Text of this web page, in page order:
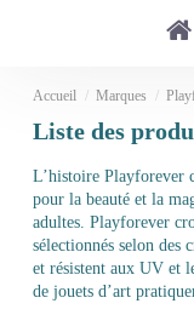
Accueil Marques
Liste des
L’histoire Playforever
pour la beauté et la
adultes. Playforever
sélectionnés selon des
et résistent aux UV et
de jouets d’art